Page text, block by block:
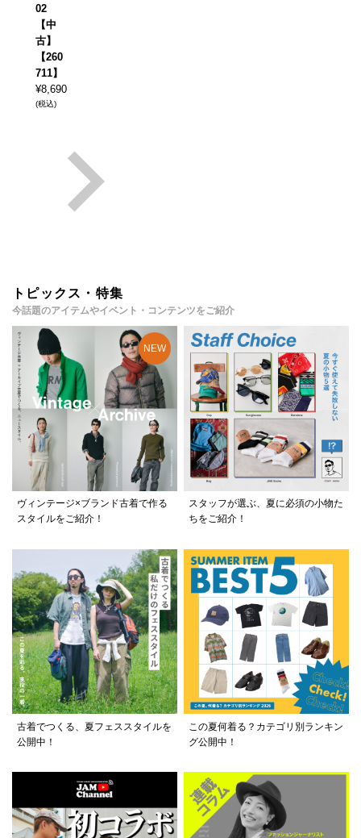
02
【中
古】
【260
711】
¥8,690
(税込)
トピックス・特集
今話題のアイテムやイベント・コンテンツをご紹介
ヴィンテージ×ブランド古着で作る
スタイルをご紹介！
スタッフが選ぶ、夏に必須の小物た
ちをご紹介！
古着でつくる、夏フェススタイルを
公開中！
この夏何着る？カテゴリ別ランキン
グ公開中！